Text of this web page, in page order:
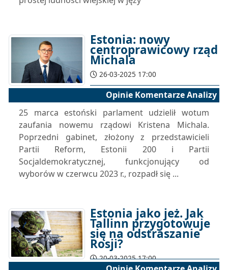
Estonia: nowy
centroprawicowy rząd
Michala
26-03-2025 17:00
Opinie Komentarze Analizy
25 marca estoński parlament udzielił wotum
zaufania nowemu rządowi Kristena Michala.
Poprzedni gabinet, złożony z przedstawicieli
Partii Reform, Estonii 200 i Partii
Socjaldemokratycznej, funkcjonujący od
wyborów w czerwcu 2023 r., rozpadł się ...
Estonia jako jeż. Jak
Tallinn przygotowuje
się na odstraszanie
Rosji?
20-03-2025 17:00